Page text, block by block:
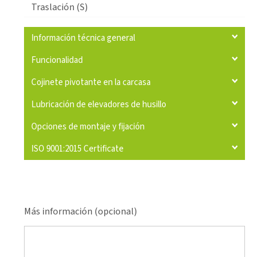
Traslación (S)
Información técnica general
Funcionalidad
Cojinete pivotante en la carcasa
Lubricación de elevadores de husillo
Opciones de montaje y fijación
ISO 9001:2015 Certificate
Más información (opcional)